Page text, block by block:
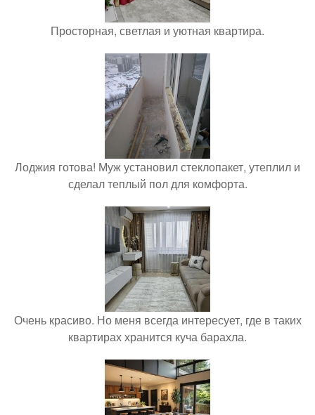
Просторная, светлая и уютная квартира.
Лоджия готова! Муж установил стеклопакет, утеплил и
сделал теплый пол для комфорта.
Очень красиво. Но меня всегда интересует, где в таких
квартирах хранится куча барахла.